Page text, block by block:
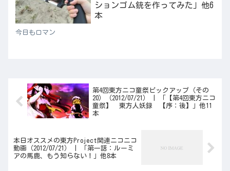
ションゴム銃を作ってみた」他6
本
今日もロマン
第4回東方ニコ童祭ピックアップ（その
20）（2012/07/21） | 「【第4回東方ニコ
童祭】 東方人妖録 【序：後】」他11
本
本日オススメの東方Project関連ニコニコ
動画（2012/07/21） | 「第一話：ルーミ
アの馬鹿、もう知らない！」他8本